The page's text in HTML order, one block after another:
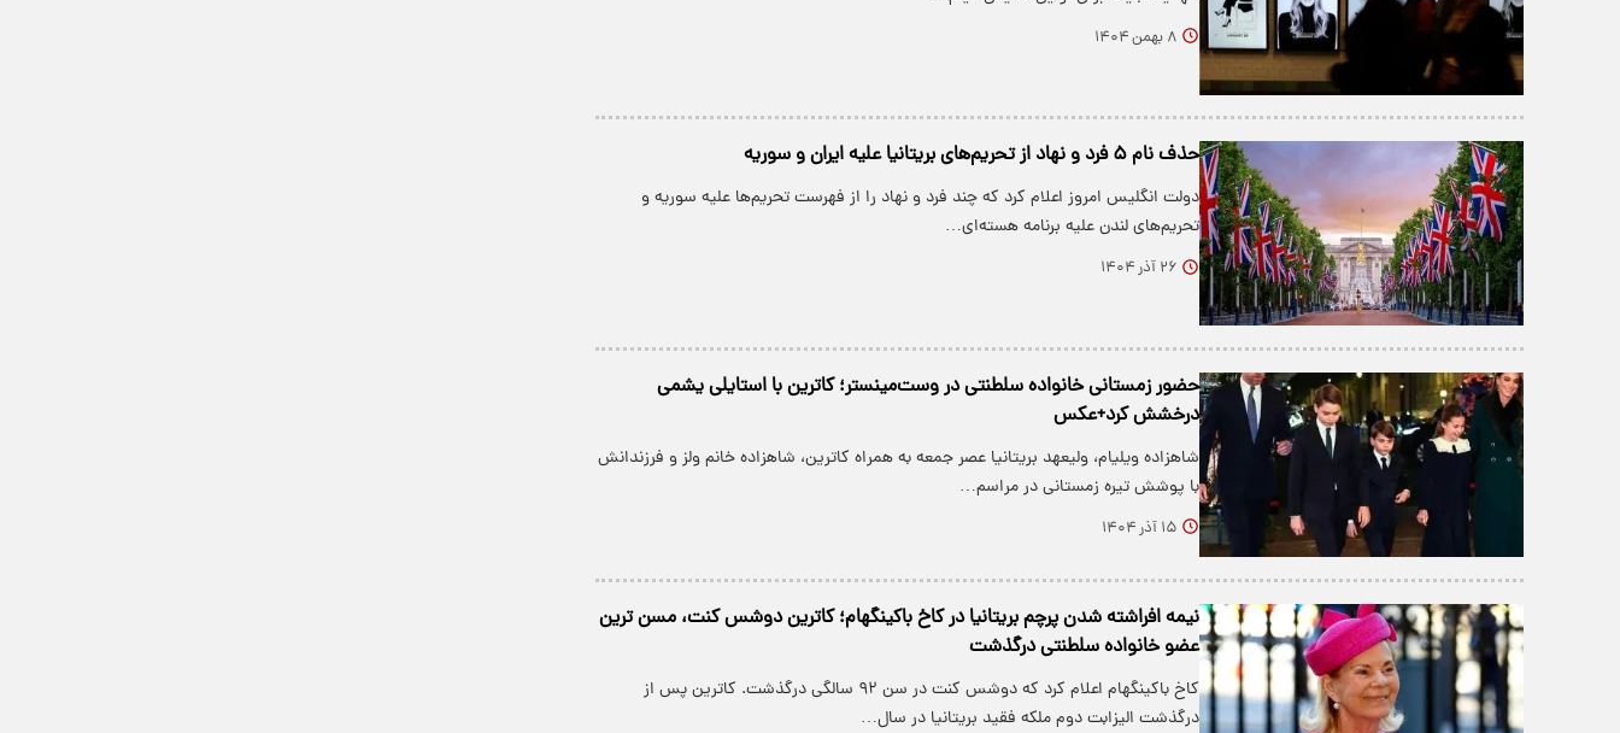
۸ بهمن ۱۴۰۴
حذف نام ۵ فرد و نهاد از تحریم‌های بریتانیا علیه ایران و سوریه
دولت انگلیس امروز اعلام کرد که چند فرد و نهاد را از فهرست تحریم‌ها علیه سوریه و
تحریم‌های لندن علیه برنامه هسته‌ای…
۲۶ آذر ۱۴۰۴
حضور زمستانی خانواده سلطنتی در وست‌مینستر؛ کاترین با استایلی یشمی
درخشش کرد+عکس
شاهزاده ویلیام، ولیعهد بریتانیا عصر جمعه به همراه کاترین، شاهزاده خانم ولز و فرزندانش
با پوشش تیره زمستانی در مراسم…
۱۵ آذر ۱۴۰۴
نیمه افراشته شدن پرچم بریتانیا در کاخ باکینگهام؛ کاترین دوشس کنت، مسن ترین
عضو خانواده سلطنتی درگذشت
کاخ باکینگهام اعلام کرد که دوشس کنت در سن ۹۲ سالگی درگذشت. کاترین پس از
درگذشت الیزابت دوم ملکه فقید بریتانیا در سال…